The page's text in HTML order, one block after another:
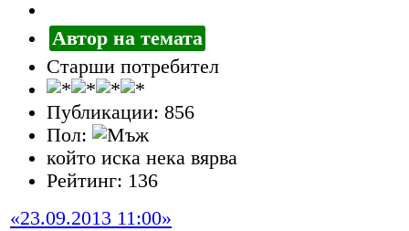
Автор на темата
Старши потребител
Публикации: 856
Пол:
който иска нека вярва
Рейтинг: 136
«23.09.2013 11:00»